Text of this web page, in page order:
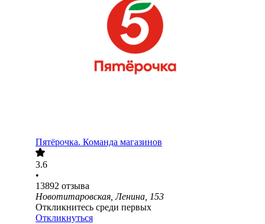
Пятёрочка. Команда магазинов
3.6
•
13892 отзыва
Новотитаровская, Ленина, 153
Откликнитесь среди первых
Откликнуться